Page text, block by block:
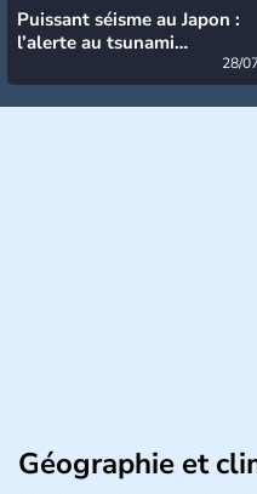
Puissant séisme au Japon :
l’alerte au tsunami
28/
Géographie et